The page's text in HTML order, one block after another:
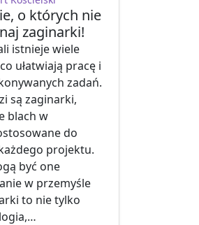
o których nie
zaginarki!
istnieje wiele
ułatwiają pracę i
zadań.
są zaginarki,
blach w
do
projektu.
być one
w przemyśle
to nie tylko